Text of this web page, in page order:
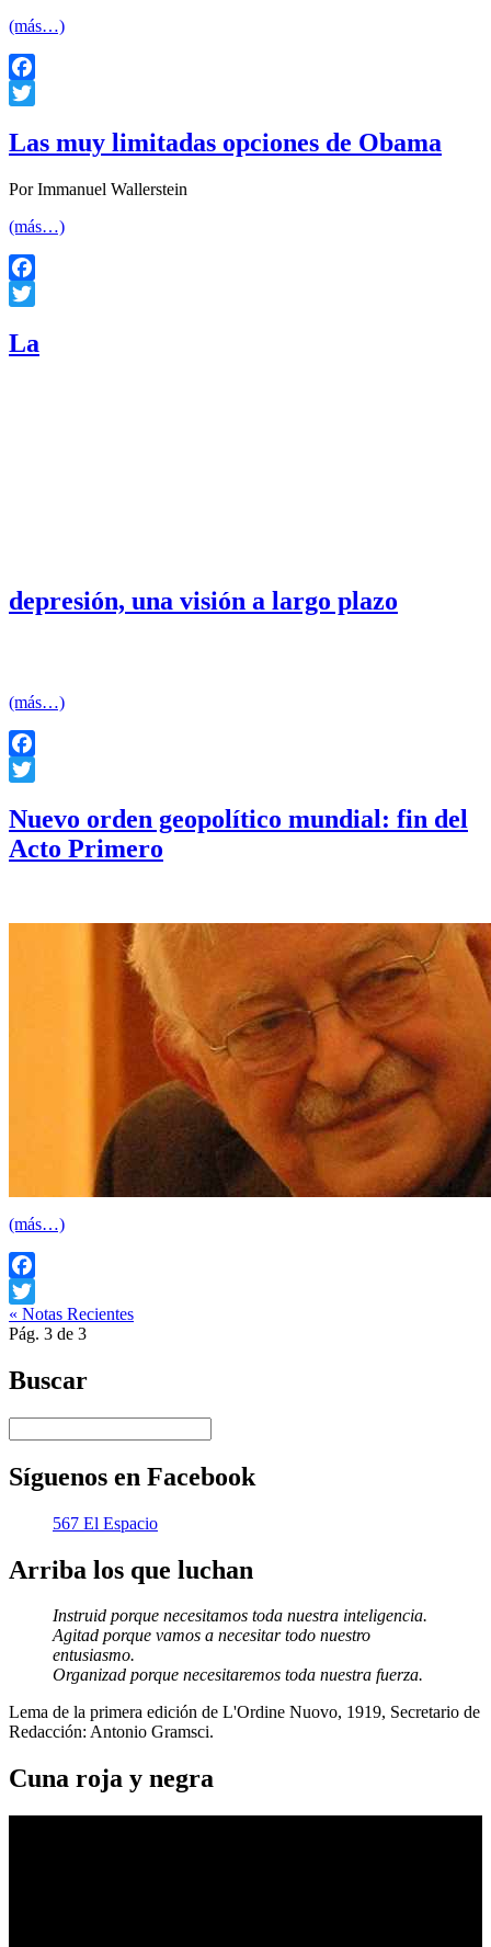
(más…)
Facebook
Las muy limitadas opciones de Obama
Por Immanuel Wallerstein
(más…)
Facebook
La
depresión, una visión a largo plazo
(más…)
Facebook
Nuevo orden geopolítico mundial: fin del
Acto Primero
(más…)
Facebook
Twitter
« Notas Recientes
Pág. 3 de 3
Buscar
Síguenos en Facebook
567 El Espacio
Arriba los que luchan
Instruid porque necesitamos toda nuestra inteligencia.
Agitad porque vamos a necesitar todo nuestro
entusiasmo.
Organizad porque necesitaremos toda nuestra fuerza.
Lema de la primera edición de L'Ordine Nuovo, 1919, Secretario de
Redacción: Antonio Gramsci.
Cuna roja y negra